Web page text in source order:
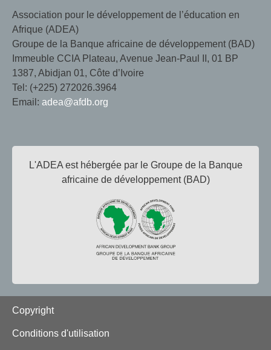
Association pour le développement de l’éducation en
Afrique (ADEA)
Groupe de la Banque africaine de développement (BAD)
Immeuble CCIA Plateau, Avenue Jean-Paul II, 01 BP
1387, Abidjan 01, Côte d’Ivoire
Tel: (+225) 272026.3964
Email: adea@afdb.org
L'ADEA est hébergée par le Groupe de la Banque
africaine de développement (BAD)
Footer
Copyright
Conditions d'utilisation